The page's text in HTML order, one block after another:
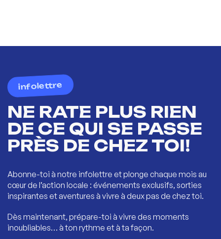
infolettre
NE RATE PLUS RIEN
DE CE QUI SE PASSE
PRÈS DE CHEZ TOI!
Abonne-toi à notre infolettre et plonge chaque mois au
cœur de l’action locale : événements exclusifs, sorties
inspirantes et aventures à vivre à deux pas de chez toi.
Dès maintenant, prépare-toi à vivre des moments
inoubliables… à ton rythme et à ta façon.